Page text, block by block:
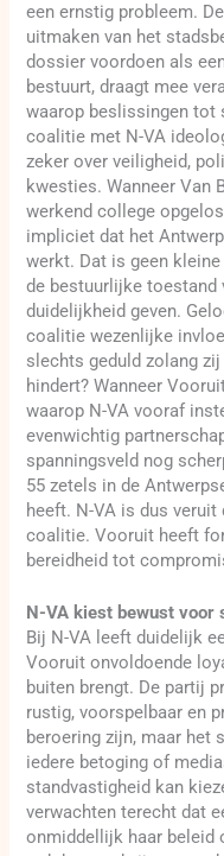
een ernstig probleem.
uitmaken van het
dossier voordoen als
bestuurt, draagt mee
waarop beslissingen tot
coalitie met N-VA
zeker over veiligheid,
kwesties. Wanneer Van
werkend college
impliciet dat het
werkt. Dat is geen
de bestuurlijke toestand
duidelijkheid geven.
coalitie wezenlijke
slechts geduld zolang
hindert? Wanneer
waarop N-VA vooraf
evenwichtig
spanningsveld nog
55 zetels in de
heeft. N-VA is dus
coalitie. Vooruit heeft
bereidheid tot
N-VA kiest bewust voor
Bij N-VA leeft duidelijk
Vooruit onvoldoende
buiten brengt. De partij
rustig, voorspelbaar en
beroering zijn, maar het
iedere betoging of
standvastigheid kan
verwachten terecht dat
onmiddellijk haar beleid